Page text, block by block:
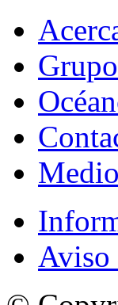
Aviso